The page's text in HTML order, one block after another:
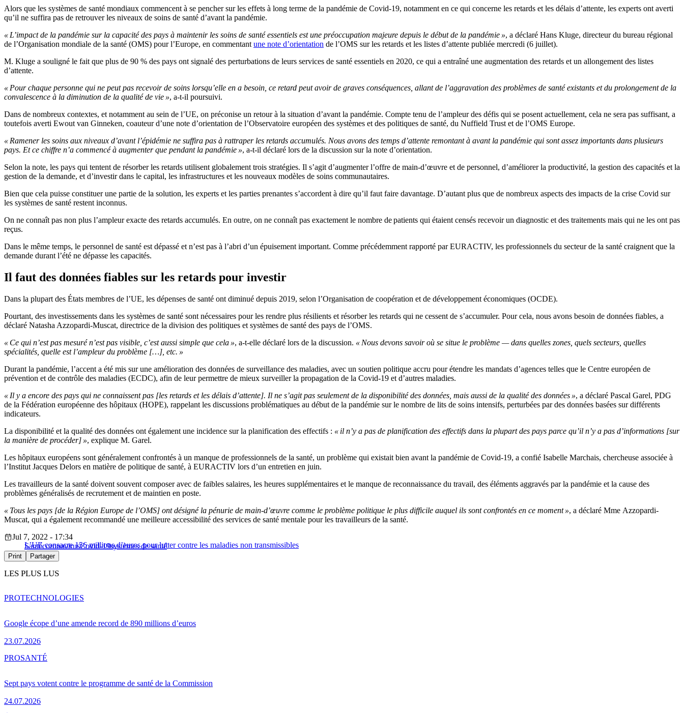
Alors que les systèmes de santé mondiaux commencent à se pencher sur les effets à long terme de la pandémie de Covid-19, notamment en ce qui concerne les retards et les délais d’attente, les experts ont averti
qu’il ne suffira pas de retrouver les niveaux de soins de santé d’avant la pandémie.
« L’impact de la pandémie sur la capacité des pays à maintenir les soins de santé essentiels est une préoccupation majeure depuis le début de la pandémie », a déclaré Hans Kluge, directeur du bureau régional
de l’Organisation mondiale de la santé (OMS) pour l’Europe, en commentant une note d’orientation de l’OMS sur les retards et les listes d’attente publiée mercredi (6 juillet).
M. Kluge a souligné le fait que plus de 90 % des pays ont signalé des perturbations de leurs services de santé essentiels en 2020, ce qui a entraîné une augmentation des retards et un allongement des listes
d’attente.
« Pour chaque personne qui ne peut pas recevoir de soins lorsqu’elle en a besoin, ce retard peut avoir de graves conséquences, allant de l’aggravation des problèmes de santé existants et du prolongement de la
convalescence à la diminution de la qualité de vie », a-t-il poursuivi.
Dans de nombreux contextes, et notamment au sein de l’UE, on préconise un retour à la situation d’avant la pandémie. Compte tenu de l’ampleur des défis qui se posent actuellement, cela ne sera pas suffisant, a
toutefois averti Ewout van Ginneken, coauteur d’une note d’orientation de l’Observatoire européen des systèmes et des politiques de santé, du Nuffield Trust et de l’OMS Europe.
« Ramener les soins aux niveaux d’avant l’épidémie ne suffira pas à rattraper les retards accumulés. Nous avons des temps d’attente remontant à avant la pandémie qui sont assez importants dans plusieurs
pays. Et ce chiffre n’a commencé à augmenter que pendant la pandémie », a-t-il déclaré lors de la discussion sur la note d’orientation.
Selon la note, les pays qui tentent de résorber les retards utilisent globalement trois stratégies. Il s’agit d’augmenter l’offre de main-d’œuvre et de personnel, d’améliorer la productivité, la gestion des capacités et la
gestion de la demande, et d’investir dans le capital, les infrastructures et les nouveaux modèles de soins communautaires.
Bien que cela puisse constituer une partie de la solution, les experts et les parties prenantes s’accordent à dire qu’il faut faire davantage. D’autant plus que de nombreux aspects des impacts de la crise Covid sur
les systèmes de santé restent inconnus.
On ne connaît pas non plus l’ampleur exacte des retards accumulés. En outre, on ne connaît pas exactement le nombre depatients qui étaient censés recevoir un diagnostic et des traitements mais qui ne les ont pas
reçus.
Dans le même temps, le personnel de santé est dépassé et n’est pas à l’abri d’un épuisement important. Comme précédemment rapporté par EURACTIV, les professionnels du secteur de la santé craignent que la
demande durant l’été ne dépasse les capacités.
Il faut des données fiables sur les retards pour investir
Dans la plupart des États membres de l’UE, les dépenses de santé ont diminué depuis 2019, selon l’Organisation de coopération et de développement économiques (OCDE).
Pourtant, des investissements dans les systèmes de santé sont nécessaires pour les rendre plus résilients et résorber les retards qui ne cessent de s’accumuler. Pour cela, nous avons besoin de données fiables, a
déclaré Natasha Azzopardi-Muscat, directrice de la division des politiques et systèmes de santé des pays de l’OMS.
« Ce qui n’est pas mesuré n’est pas visible, c’est aussi simple que cela », a-t-elle déclaré lors de la discussion. « Nous devons savoir où se situe le problème — dans quelles zones, quels secteurs, quelles
spécialités, quelle est l’ampleur du problème […], etc. »
Durant la pandémie, l’accent a été mis sur une amélioration des données de surveillance des maladies, avec un soutien politique accru pour étendre les mandats d’agences telles que le Centre européen de
prévention et de contrôle des maladies (ECDC), afin de leur permettre de mieux surveiller la propagation de la Covid-19 et d’autres maladies.
« Il y a encore des pays qui ne connaissent pas [les retards et les délais d’attente]. Il ne s’agit pas seulement de la disponibilité des données, mais aussi de la qualité des données », a déclaré Pascal Garel, PDG
de la Fédération européenne des hôpitaux (HOPE), rappelant les discussions problématiques au début de la pandémie sur le nombre de lits de soins intensifs, perturbées par des données basées sur différents
indicateurs.
La disponibilité et la qualité des données ont également une incidence sur la planification des effectifs : « il n’y a pas de planification des effectifs dans la plupart des pays parce qu’il n’y a pas d’informations [sur
la manière de procéder] », explique M. Garel.
Les hôpitaux européens sont généralement confrontés à un manque de professionnels de la santé, un problème qui existait bien avant la pandémie de Covid-19, a confié Isabelle Marchais, chercheuse associée à
l’Institut Jacques Delors en matière de politique de santé, à EURACTIV lors d’un entretien en juin.
Les travailleurs de la santé doivent souvent composer avec de faibles salaires, les heures supplémentaires et le manque de reconnaissance du travail, des éléments aggravés par la pandémie et la cause des
problèmes généralisés de recrutement et de maintien en poste.
« Tous les pays [de la Région Europe de l’OMS] ont désigné la pénurie de main-d’œuvre comme le problème politique le plus difficile auquel ils sont confrontés en ce moment », a déclaré Mme Azzopardi-
Muscat, qui a également recommandé une meilleure accessibilité des services de santé mentale pour les travailleurs de la santé.
L’UE consacre 156 millions d’euros pour lutter contre les maladies non transmissibles
Jul 7, 2022 - 17:34
SantécoronavirusCovid-19systèmes de santé
Print Partager
LES PLUS LUS
Google écope d’une amende record de 890 millions d’euros
23.07.2026
PROTECHNOLOGIES
Sept pays votent contre le programme de santé de la Commission
24.07.2026
PROSANTÉ